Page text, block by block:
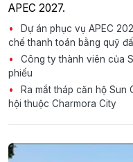
APEC 2027.
Dự án phục vụ APEC
chế thanh toán bằng quỹ
Công ty thành viên của
phiếu
Ra mắt tháp căn hộ Sun
hội thuộc Charmora City